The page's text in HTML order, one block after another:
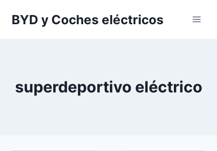
BYD y Coches eléctricos
superdeportivo eléctrico